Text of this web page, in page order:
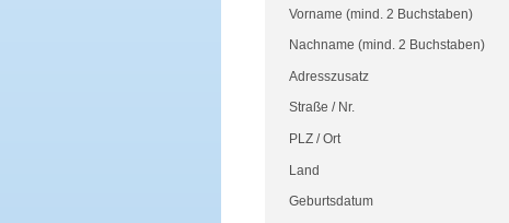
Vorname (mind. 2 Buchstaben)
Nachname (mind. 2 Buchstaben)
Adresszusatz
Straße / Nr.
PLZ/Ort
Land
Geburtsdatum